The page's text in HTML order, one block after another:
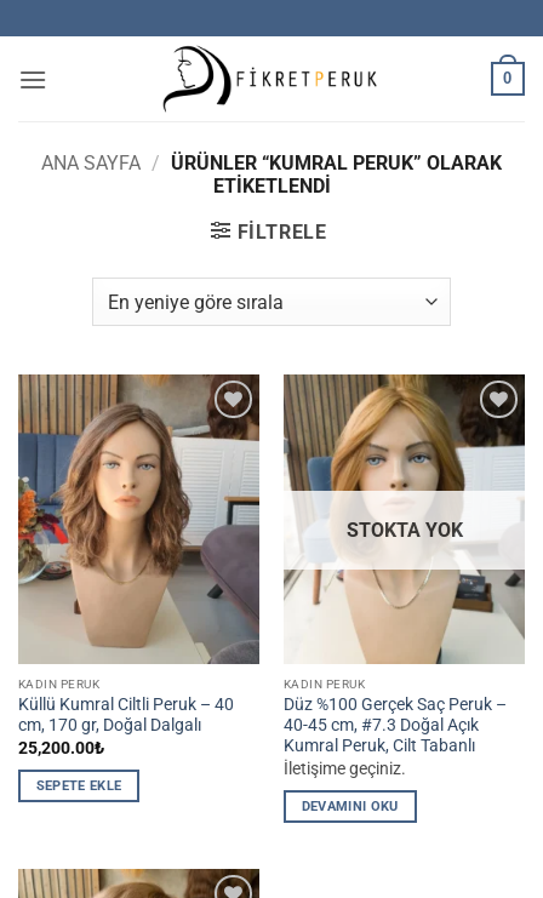
atla
0
ANA SAYFA / ÜRÜNLER “KUMRAL PERUK” OLARAK
ETIKETLENDI
FILTRELE
İstek
KADIN PERUK
Küllü Kumral Ciltli Peruk – 40
cm, 170 gr, Doğal Dalgalı
25,200.00₺
SEPETE EKLE
İstek
Listesine
STOKTA YOK
KADIN PERUK
Düz %100 Gerçek Saç Peruk –
40-45 cm, #7.3 Doğal Açık
Kumral Peruk, Cilt Tabanlı
İletişime geçiniz.
DEVAMINI OKU